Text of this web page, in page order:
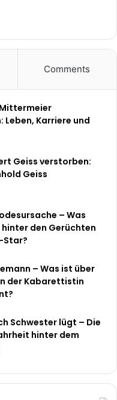
Comments
Leben, Karriere und
Geiss verstorben:
Geiss
– Was
den Gerüchten
Star?
– Was ist über
der Kabarettistin
Schwester lügt – Die
hinter dem